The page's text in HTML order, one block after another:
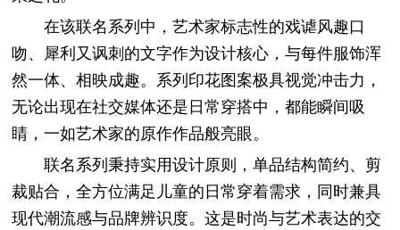
在该联名系列中，艺术家标志性的戏谑风趣口
吻、犀利又讽刺的文字作为设计核心，与每件服饰浑
然一体、相映成趣。系列印花图案极具视觉冲击力，
无论出现在社交媒体还是日常穿搭中，都能瞬间吸
睛，一如艺术家的原作作品般亮眼。
联名系列秉持实用设计原则，单品结构简约、剪
裁贴合，全方位满足儿童的日常穿着需求，同时兼具
现代潮流感与品牌辨识度。这是时尚与艺术表达的交